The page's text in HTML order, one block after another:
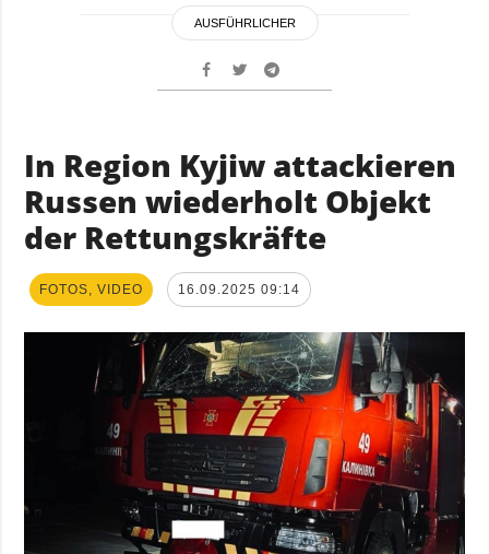
AUSFÜHRLICHER
In Region Kyjiw attackieren
Russen wiederholt Objekt
der Rettungskräfte
FOTOS, VIDEO 16.09.2025 09:14